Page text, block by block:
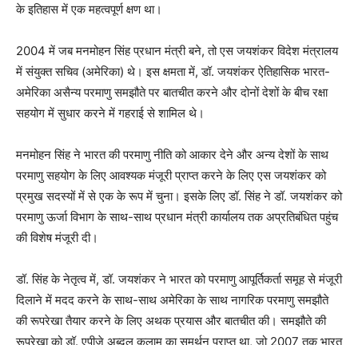
के इतिहास में एक महत्वपूर्ण क्षण था।
2004 में जब मनमोहन सिंह प्रधान मंत्री बने, तो एस जयशंकर विदेश मंत्रालय
में संयुक्त सचिव (अमेरिका) थे। इस क्षमता में, डॉ. जयशंकर ऐतिहासिक भारत-
अमेरिका असैन्य परमाणु समझौते पर बातचीत करने और दोनों देशों के बीच रक्षा
सहयोग में सुधार करने में गहराई से शामिल थे।
मनमोहन सिंह ने भारत की परमाणु नीति को आकार देने और अन्य देशों के साथ
परमाणु सहयोग के लिए आवश्यक मंजूरी प्राप्त करने के लिए एस जयशंकर को
प्रमुख सदस्यों में से एक के रूप में चुना। इसके लिए डॉ. सिंह ने डॉ. जयशंकर को
परमाणु ऊर्जा विभाग के साथ-साथ प्रधान मंत्री कार्यालय तक अप्रतिबंधित पहुंच
की विशेष मंजूरी दी।
डॉ. सिंह के नेतृत्व में, डॉ. जयशंकर ने भारत को परमाणु आपूर्तिकर्ता समूह से मंजूरी
दिलाने में मदद करने के साथ-साथ अमेरिका के साथ नागरिक परमाणु समझौते
की रूपरेखा तैयार करने के लिए अथक प्रयास और बातचीत की। समझौते की
रूपरेखा को डॉ. एपीजे अब्दुल कलाम का समर्थन प्राप्त था, जो 2007 तक भारत